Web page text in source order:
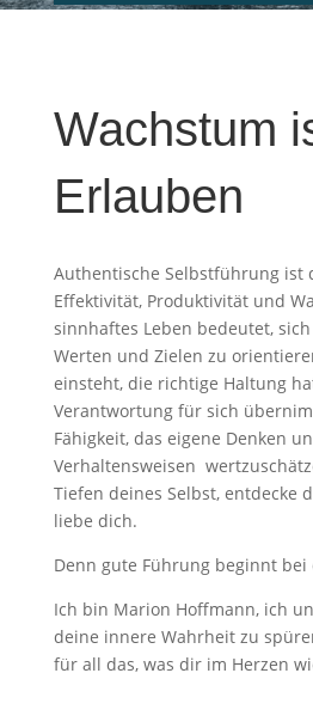
Wachstum
Erlauben
Authentische Selbstführung ist
Effektivität, Produktivität und
sinnhaftes Leben bedeutet,
Werten und Zielen zu
einsteht, die richtige Haltung
Verantwortung für sich
Fähigkeit, das eigene Denken
Verhaltensweisen
Tiefen deines Selbst, entdecke
liebe dich.
Denn gute Führung beginnt bei
Ich bin Marion Hoffmann, ich
deine innere Wahrheit zu
für all das, was dir im Herzen